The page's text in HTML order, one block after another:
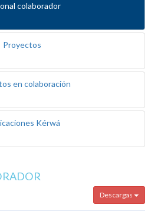
colaborador
Proyectos
en colaboración
Kérwá
Descargas